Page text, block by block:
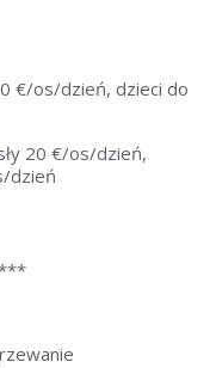
€/os/dzień, dzieci do
20 €/os/dzień,
dzień